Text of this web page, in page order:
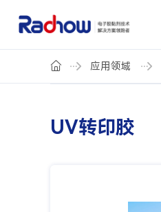
应用领域
UV转印胶